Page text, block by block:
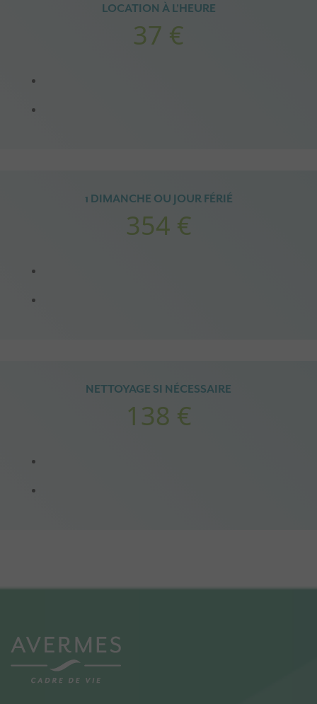
LOCATION À L'HEURE
37 €
1 DIMANCHE OU JOUR FÉRIÉ
354 €
NETTOYAGE SI NÉCESSAIRE
138 €